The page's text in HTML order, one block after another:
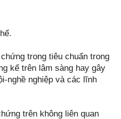
trong tiêu chuẩn trong
kể trên lâm sàng hay gây
nghề nghiệp và các lĩnh
trên không liên quan